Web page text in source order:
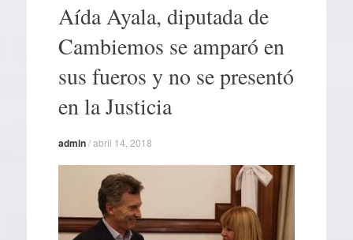
contenidoAída Ayala, diputada de
Cambiemos se amparó en
sus fueros y no se presentó
en la Justicia
admin/abril 14, 2018